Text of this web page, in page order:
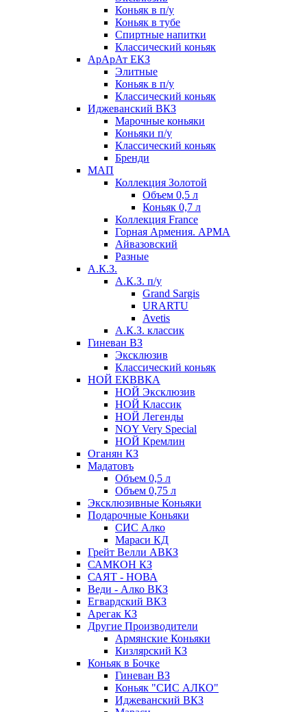
Коньяк в п/у
Коньяк в тубе
Спиртные напитки
Классический коньяк
АрАрАт ЕКЗ
Элитные
Коньяк в п/у
Классический коньяк
Иджеванский ВКЗ
Марочные коньяки
Коньяки п/у
Классический коньяк
Бренди
МАП
Коллекция Золотой
Объем 0,5 л
Коньяк 0,7 л
Коллекция France
Горная Армения. АРМА
Айвазовский
Разные
А.К.З.
А.К.З. п/у
Grand Sargis
URARTU
Avetis
А.К.З. классик
Гиневан ВЗ
Эксклюзив
Классический коньяк
НОЙ ЕКВВКА
НОЙ Эксклюзив
НОЙ Классик
НОЙ Легенды
NOY Very Speсial
НОЙ Кремлин
Оганян КЗ
Мадатовъ
Объем 0,5 л
Объем 0,75 л
Эксклюзивные Коньяки
Подарочные Коньяки
СИС Алко
Мараси КД
Грейт Велли АВКЗ
САМКОН КЗ
САЯТ - НОВА
Веди - Алко ВКЗ
Егвардский ВКЗ
Арегак КЗ
Другие Производители
Армянские Коньяки
Кизлярский КЗ
Коньяк в Бочке
Гиневан ВЗ
Коньяк "СИС АЛКО"
Иджеванский ВКЗ